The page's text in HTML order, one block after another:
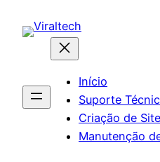
para
Início
Suporte
Criação de
Manutenção